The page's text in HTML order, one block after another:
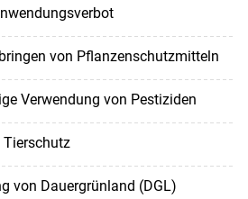
von Pflanzenschutzmitteln
Verwendung von Pestiziden
Tierschutz
von Dauergrünland (DGL)